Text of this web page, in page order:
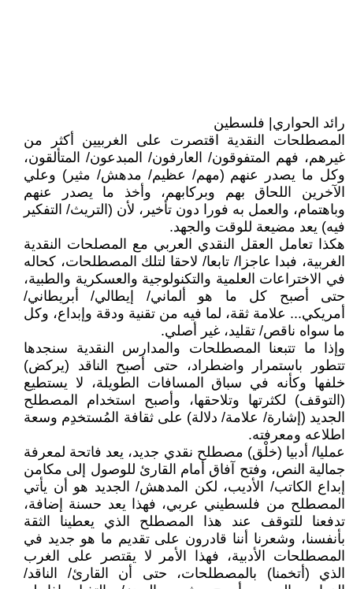
رائد الحواري| فلسطين
المصطلحات النقدية اقتصرت على الغربيين أكثر من
غيرهم، فهم المتفوقون/ العارفون/ المبدعون/ المتألقون،
وكل ما يصدر عنهم (مهم/ عظيم/ مدهش/ مثير) وعلي
الآخرين اللحاق بهم وبركابهم، وأخذ ما يصدر عنهم
وباهتمام، والعمل به فورا دون تأخير، لأن (التريث/ التفكير
فيه) يعد مضيعة للوقت والجهد.
هكذا تعامل العقل النقدي العربي مع المصلحات النقدية
الغربية، فبدا عاجزا/ تابعا/ لاحقا لتلك المصطلحات، كحاله
في الاختراعات العلمية والتكنولوجية والعسكرية والطبية،
حتى أصبح كل ما هو ألماني/ إيطالي/ أبريطاني/
أمريكي... علامة ثقة، لما فيه من تقنية ودقة وإبداع، وكل
ما سواه ناقص/ تقليد، غير أصلي.
وإذا ما تتبعنا المصطلحات والمدارس النقدية سنجدها
تتطور باستمرار واضطراد، حتى أصبح الناقد (يركض)
خلفها وكأنه في سباق المسافات الطويلة، لا يستطيع
(التوقف) لكثرتها وتلاحقها، وأصبح استخدام المصطلح
الجديد (إشارة/ علامة/ دلالة) على ثقافة المُستخدِم وسعة
اطلاعه ومعرفته.
عمليا/ أدبيا (خلْق) مصطلح نقدي جديد، يعد فاتحة لمعرفة
جمالية النص، وفتح آفاق أمام القارئ للوصول إلى مكامن
إبداع الكاتب/ الأديب، لكن المدهش/ الجديد هو أن يأتي
المصطلح من فلسطيني عربي، فهذا يعد حسنة إضافة،
تدفعنا للتوقف عند هذا المصطلح الذي يعطينا الثقة
بأنفسنا، وشعرنا أننا قادرون على تقديم ما هو جديد في
المصطلحات الأدبية، فهذا الأمر لا يقتصر على الغرب
الذي (أتخمنا) بالمصطلحات، حتى أن القارئ/ الناقد/